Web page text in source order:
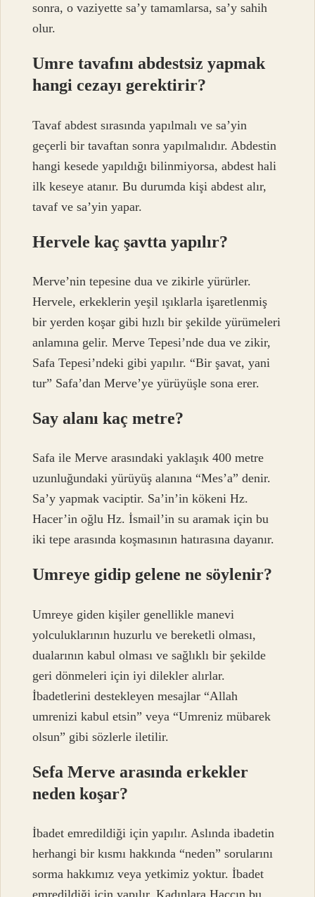
sonra, o vaziyette sa’y tamamlarsa, sa’y sahih
olur.
Umre tavafını abdestsiz yapmak
hangi cezayı gerektirir?
Tavaf abdest sırasında yapılmalı ve sa’yin
geçerli bir tavaftan sonra yapılmalıdır. Abdestin
hangi kesede yapıldığı bilinmiyorsa, abdest hali
ilk keseye atanır. Bu durumda kişi abdest alır,
tavaf ve sa’yin yapar.
Hervele kaç şavtta yapılır?
Merve’nin tepesine dua ve zikirle yürürler.
Hervele, erkeklerin yeşil ışıklarla işaretlenmiş
bir yerden koşar gibi hızlı bir şekilde yürümeleri
anlamına gelir. Merve Tepesi’nde dua ve zikir,
Safa Tepesi’ndeki gibi yapılır. “Bir şavat, yani
tur” Safa’dan Merve’ye yürüyüşle sona erer.
Say alanı kaç metre?
Safa ile Merve arasındaki yaklaşık 400 metre
uzunluğundaki yürüyüş alanına “Mes’a” denir.
Sa’y yapmak vaciptir. Sa’in’in kökeni Hz.
Hacer’in oğlu Hz. İsmail’in su aramak için bu
iki tepe arasında koşmasının hatırasına dayanır.
Umreye gidip gelene ne söylenir?
Umreye giden kişiler genellikle manevi
yolculuklarının huzurlu ve bereketli olması,
dualarının kabul olması ve sağlıklı bir şekilde
geri dönmeleri için iyi dilekler alırlar.
İbadetlerini destekleyen mesajlar “Allah
umrenizi kabul etsin” veya “Umreniz mübarek
olsun” gibi sözlerle iletilir.
Sefa Merve arasında erkekler
neden koşar?
İbadet emredildiği için yapılır. Aslında ibadetin
herhangi bir kısmı hakkında “neden” sorularını
sorma hakkımız veya yetkimiz yoktur. İbadet